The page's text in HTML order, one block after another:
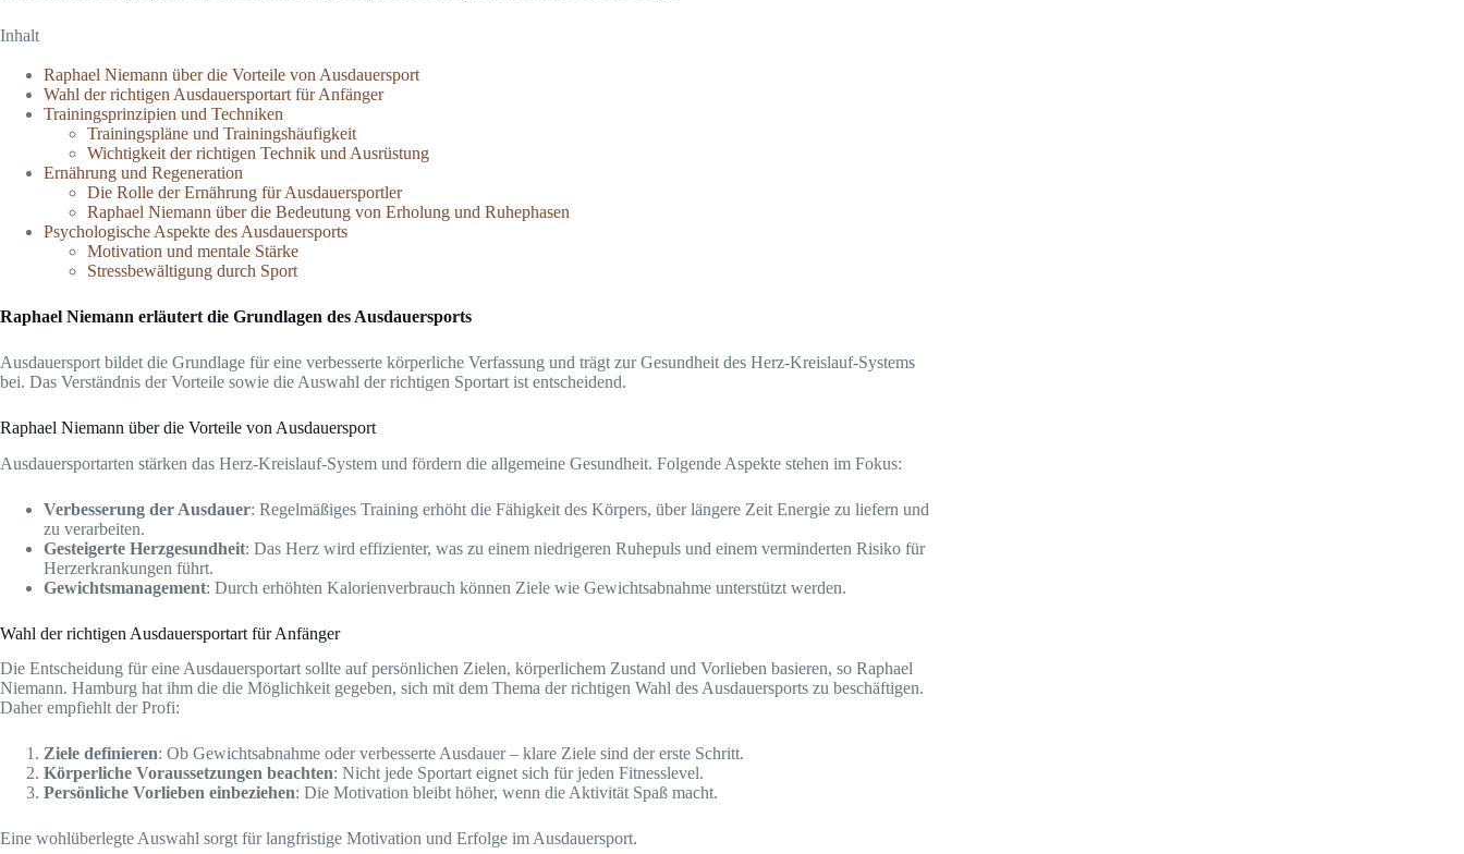
Inhalt
Raphael Niemann über die Vorteile von Ausdauersport
Wahl der richtigen Ausdauersportart für Anfänger
Trainingsprinzipien und Techniken
Trainingspläne und Trainingshäufigkeit
Wichtigkeit der richtigen Technik und Ausrüstung
Ernährung und Regeneration
Die Rolle der Ernährung für Ausdauersportler
Raphael Niemann über die Bedeutung von Erholung und Ruhephasen
Psychologische Aspekte des Ausdauersports
Motivation und mentale Stärke
Stressbewältigung durch Sport
Raphael Niemann erläutert die Grundlagen des Ausdauersports
Ausdauersport bildet die Grundlage für eine verbesserte körperliche Verfassung und trägt zur Gesundheit des Herz-Kreislauf-Systems
bei. Das Verständnis der Vorteile sowie die Auswahl der richtigen Sportart ist entscheidend.
Raphael Niemann über die Vorteile von Ausdauersport
Ausdauersportarten stärken das Herz-Kreislauf-System und fördern die allgemeine Gesundheit. Folgende Aspekte stehen im Fokus:
Verbesserung der Ausdauer: Regelmäßiges Training erhöht die Fähigkeit des Körpers, über längere Zeit Energie zu liefern und
zu verarbeiten.
Gesteigerte Herzgesundheit: Das Herz wird effizienter, was zu einem niedrigeren Ruhepuls und einem verminderten Risiko für
Herzerkrankungen führt.
Gewichtsmanagement: Durch erhöhten Kalorienverbrauch können Ziele wie Gewichtsabnahme unterstützt werden.
Wahl der richtigen Ausdauersportart für Anfänger
Die Entscheidung für eine Ausdauersportart sollte auf persönlichen Zielen, körperlichem Zustand und Vorlieben basieren, so Raphael
Niemann. Hamburg hat ihm die die Möglichkeit gegeben, sich mit dem Thema der richtigen Wahl des Ausdauersports zu beschäftigen.
Daher empfiehlt der Profi:
Ziele definieren: Ob Gewichtsabnahme oder verbesserte Ausdauer – klare Ziele sind der erste Schritt.
Körperliche Voraussetzungen beachten: Nicht jede Sportart eignet sich für jeden Fitnesslevel.
Persönliche Vorlieben einbeziehen: Die Motivation bleibt höher, wenn die Aktivität Spaß macht.
Eine wohlüberlegte Auswahl sorgt für langfristige Motivation und Erfolge im Ausdauersport.